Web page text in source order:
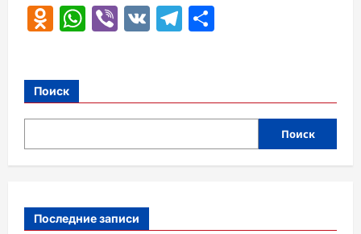
Odnoklassniki
WhatsApp
Viber
VK Telegram
Поиск
Поиск
Последние записи